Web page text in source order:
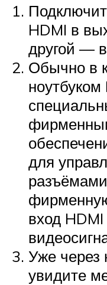
HDMI в
другой —
Обычно в
для
вход
Уже через
увидите